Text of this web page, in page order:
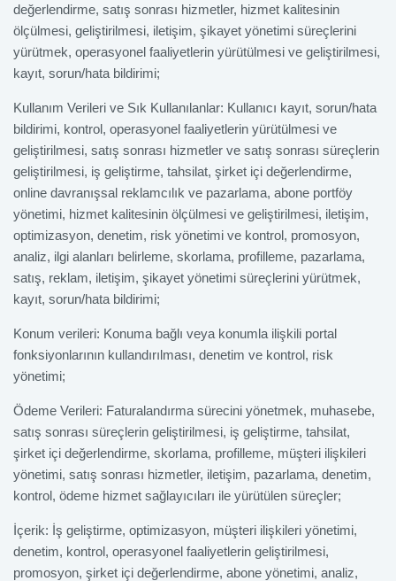
değerlendirme, satış sonrası hizmetler, hizmet kalitesinin
ölçülmesi, geliştirilmesi, iletişim, şikayet yönetimi süreçlerini
yürütmek, operasyonel faaliyetlerin yürütülmesi ve geliştirilmesi,
kayıt, sorun/hata bildirimi;
Kullanım Verileri ve Sık Kullanılanlar: Kullanıcı kayıt, sorun/hata
bildirimi, kontrol, operasyonel faaliyetlerin yürütülmesi ve
geliştirilmesi, satış sonrası hizmetler ve satış sonrası süreçlerin
geliştirilmesi, iş geliştirme, tahsilat, şirket içi değerlendirme,
online davranışsal reklamcılık ve pazarlama, abone portföy
yönetimi, hizmet kalitesinin ölçülmesi ve geliştirilmesi, iletişim,
optimizasyon, denetim, risk yönetimi ve kontrol, promosyon,
analiz, ilgi alanları belirleme, skorlama, profilleme, pazarlama,
satış, reklam, iletişim, şikayet yönetimi süreçlerini yürütmek,
kayıt, sorun/hata bildirimi;
Konum verileri: Konuma bağlı veya konumla ilişkili portal
fonksiyonlarının kullandırılması, denetim ve kontrol, risk
yönetimi;
Ödeme Verileri: Faturalandırma sürecini yönetmek, muhasebe,
satış sonrası süreçlerin geliştirilmesi, iş geliştirme, tahsilat,
şirket içi değerlendirme, skorlama, profilleme, müşteri ilişkileri
yönetimi, satış sonrası hizmetler, iletişim, pazarlama, denetim,
kontrol, ödeme hizmet sağlayıcıları ile yürütülen süreçler;
İçerik: İş geliştirme, optimizasyon, müşteri ilişkileri yönetimi,
denetim, kontrol, operasyonel faaliyetlerin geliştirilmesi,
promosyon, şirket içi değerlendirme, abone yönetimi, analiz,